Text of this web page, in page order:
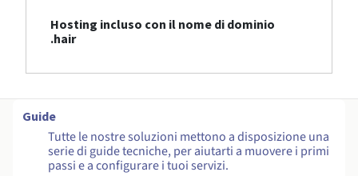
Hosting incluso con il nome di dominio
.hair
Guide
Tutte le nostre soluzioni mettono a disposizione una
serie di guide tecniche, per aiutarti a muovere i primi
passi e a configurare i tuoi servizi.